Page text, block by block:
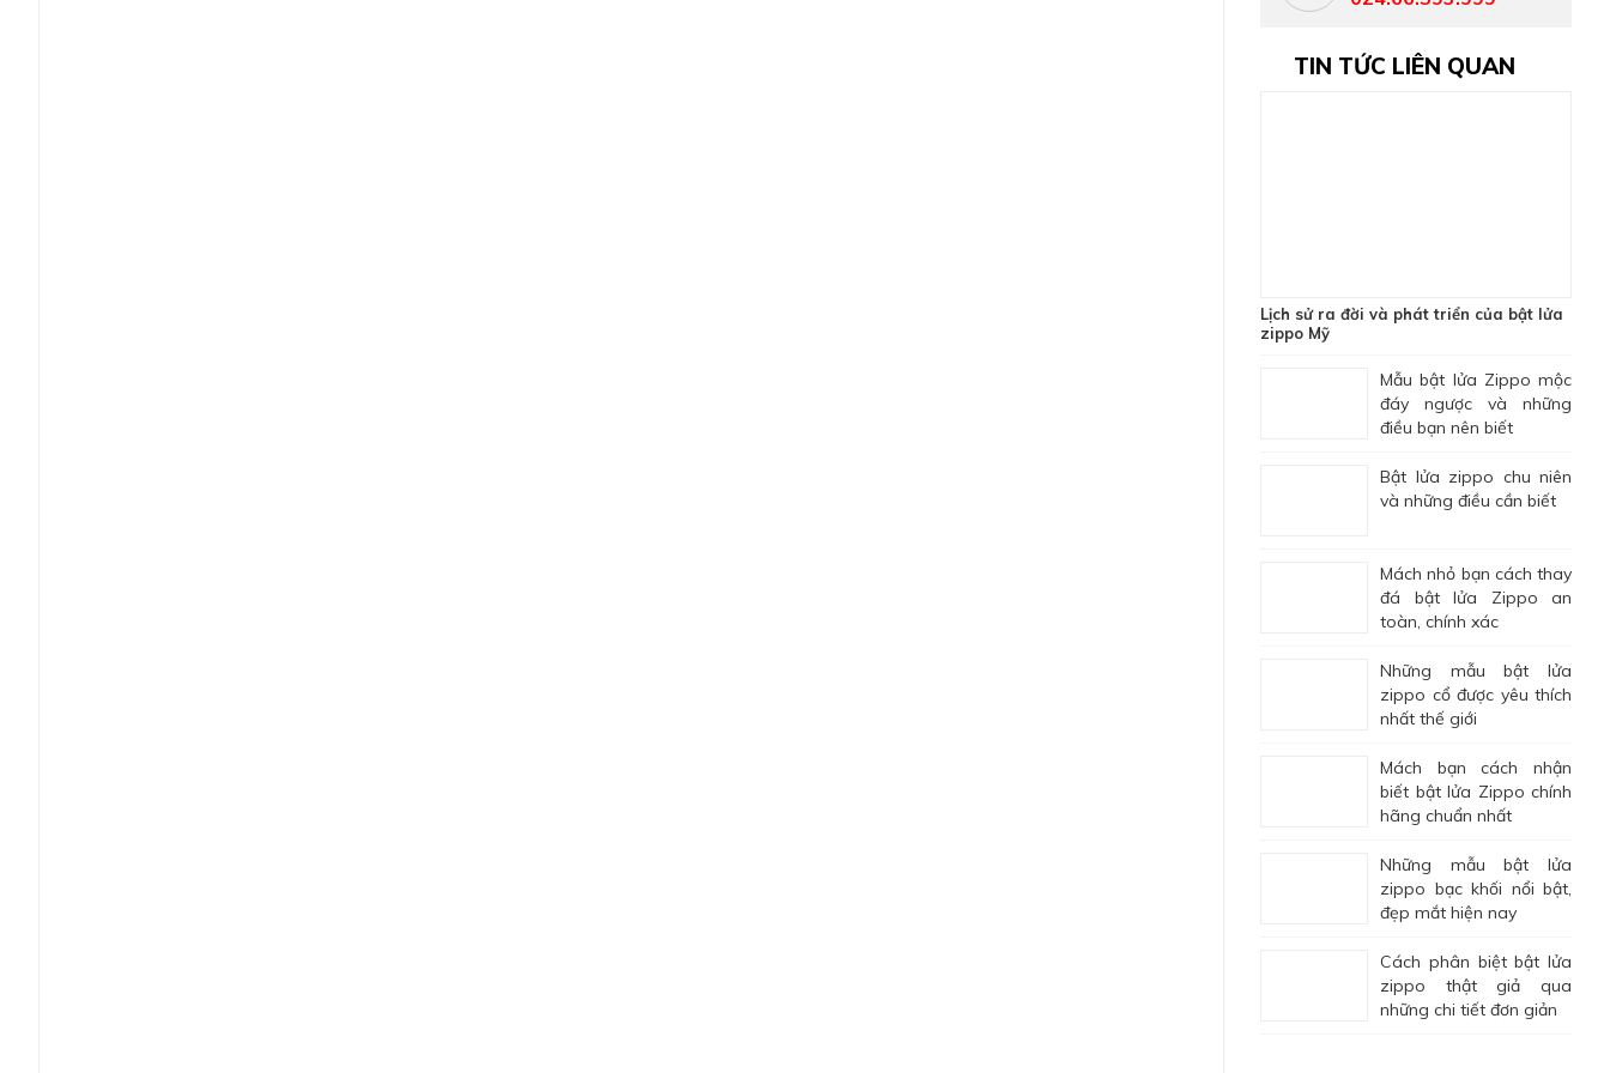
TIN TỨC LIÊN QUAN
Lịch sử ra đời và phát triển của bật lửa
zippo Mỹ
Mẫu bật lửa Zippo mộc
đáy ngược và những
điều bạn nên biết
Bật lửa zippo chu niên
và những điều cần biết
Mách nhỏ bạn cách thay
đá bật lửa Zippo an
toàn, chính xác
Những mẫu bật lửa
zippo cổ được yêu thích
nhất thế giới
Mách bạn cách nhận
biết bật lửa Zippo chính
hãng chuẩn nhất
Những mẫu bật lửa
zippo bạc khối nổi bật,
đẹp mắt hiện nay
Cách phân biệt bật lửa
zippo thật giả qua
những chi tiết đơn giản